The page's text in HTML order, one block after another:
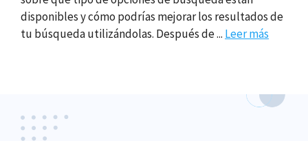
disponibles y cómo podrías mejorar los resultados de
tu búsqueda utilizándolas. Después de ... Leer más